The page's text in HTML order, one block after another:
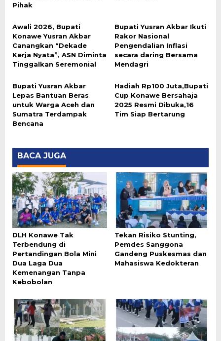
Pihak
Awali 2026, Bupati
Konawe Yusran Akbar
Canangkan “Dekade
Kerja Nyata”, ASN Diminta
Tinggalkan Seremonial
Bupati Yusran Akbar Ikuti
Rakor Nasional
Pengendalian Inflasi
secara daring Bersama
Mendagri
Bupati Yusran Akbar
Lepas Bantuan Beras
untuk Warga Aceh dan
Sumatra Terdampak
Bencana
Hadiah Rp100 Juta,Bupati
Cup Konawe Bersahaja
2025 Resmi Dibuka,16
Tim Siap Bertarung
BACA JUGA
DLH Konawe Tak
Terbendung di
Pertandingan Bola Mini
Dua Laga Dua
Kemenangan Tanpa
Kebobolan
Tekan Risiko Stunting,
Pemdes Sanggona
Gandeng Puskesmas dan
Mahasiswa Kedokteran